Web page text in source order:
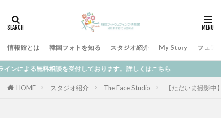
情報館とは 韓国フォトを知る スタジオ紹介 My Story フェア
談を受付しております。詳しくはこちら
HOME スタジオ紹介 The Face Studio 【ただいま撮影